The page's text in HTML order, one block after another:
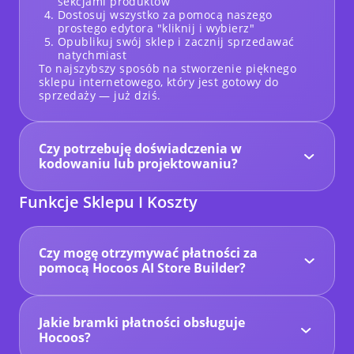
Dostosuj wszystko za pomocą naszego
prostego edytora "kliknij i wybierz"
Opublikuj swój sklep i zacznij sprzedawać
natychmiast
To najszybszy sposób na stworzenie pięknego
sklepu internetowego, który jest gotowy do
sprzedaży — już dziś.
Czy potrzebuję doświadczenia w
kodowaniu lub projektowaniu?
linijki kodu.Nasza sztuczna inteligencja tworzy
dla Ciebie profesjonalny sklep internetowy, a
aktualizacje są niezwykle proste — nawet jeśli
tworzysz stronę internetową po raz pierwszy.
Funkcje Sklepu I Koszty
Czy mogę otrzymywać płatności za
pomocą Hocoos AI Store Builder?
produkty lub usługi, musisz aktywować nasze
planu premium) i podłączyć preferowaną
bramkę płatności, taką jak Stripe lub PayPal.
Jakie bramki płatności obsługuje
Hocoos?